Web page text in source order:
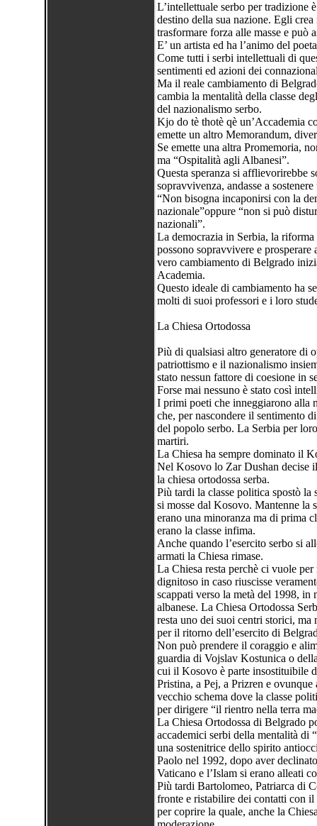
L’intellettuale serbo per tradizione
destino della sua nazione. Egli
trasformare forza alle masse e può
E’ un artista ed ha l’animo del
Come tutti i serbi intellettuali di
sentimenti ed azioni dei
Ma il reale cambiamento di
cambia la mentalità della classe
del nazionalismo serbo.
Kjo do tè thotè qè un’Accademia
emette un altro Memorandum,
Se emette una altra Promemoria,
ma “Ospitalità agli Albanesi”.
Questa speranza si afflievorirebbe
sopravvivenza, andasse a
“Non bisogna incaponirsi con la
nazionale”oppure “non si può
nazionali”.
La democrazia in Serbia, la
possono sopravvivere e
vero cambiamento di Belgrado
Academia.
Questo ideale di cambiamento ha
molti di suoi professori e i loro
La Chiesa Ortodossa
Più di qualsiasi altro generatore di
patriottismo e il nazionalismo
stato nessun fattore di coesione in
Forse mai nessuno è stato così
I primi poeti che inneggiarono alla
che, per nascondere il sentimento
del popolo serbo. La Serbia per
martiri.
La Chiesa ha sempre dominato il
Nel Kosovo lo Zar Dushan decise
la chiesa ortodossa serba.
Più tardi la classe politica spostò la
si mosse dal Kosovo. Mantenne la
erano una minoranza ma di prima
erano la classe infima.
Anche quando l’esercito serbo si
armati la Chiesa rimase.
La Chiesa resta perchè ci vuole
dignitoso in caso riuscisse
scappati verso la metà del 1998,
albanese. La Chiesa Ortodossa
resta uno dei suoi centri storici,
per il ritorno dell’esercito di
Non può prendere il coraggio e
guardia di Vojslav Kostunica o
cui il Kosovo è parte insostituibile
Pristina, a Pej, a Prizren e
vecchio schema dove la classe
per dirigere “il rientro nella terra
La Chiesa Ortodossa di Belgrado
accademici serbi della mentalità di
una sostenitrice dello spirito
Paolo nel 1992, dopo aver
Vaticano e l’Islam si erano alleati
Più tardi Bartolomeo, Patriarca di
fronte e ristabilire dei contatti con il
per coprire la quale, anche la